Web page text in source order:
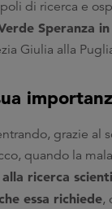
di ricerca e
Speranza
Giulia alla
grazie al
quando la
ricerca
essa richiede,